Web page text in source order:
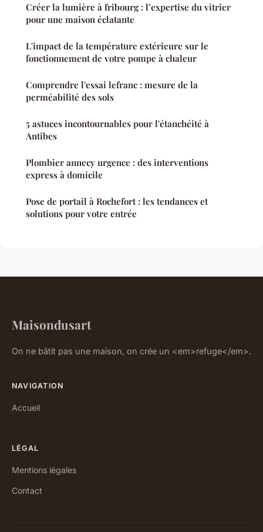
Créer la lumière à fribourg : l’expertise du vitrier
pour une maison éclatante
L'impact de la température extérieure sur le
fonctionnement de votre pompe à chaleur
Comprendre l'essai lefranc : mesure de la
perméabilité des sols
5 astuces incontournables pour l'étanchéité à
Antibes
Plombier annecy urgence : des interventions
express à domicile
Pose de portail à Rochefort : les tendances et
solutions pour votre entrée
Maisondusart
On ne bâtit pas une maison, on crée un <em>refuge</em>.
NAVIGATION
Accueil
LÉGAL
Mentions légales
Contact